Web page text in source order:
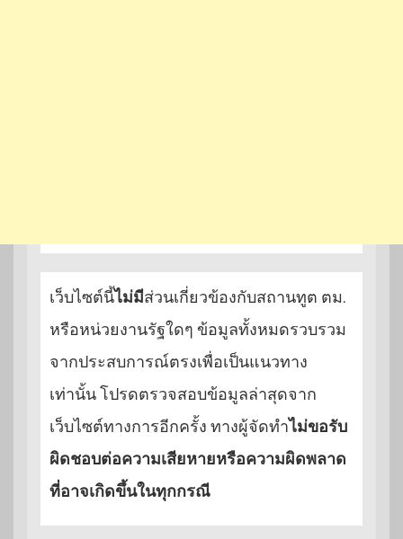
เว็บไซต์นี้ไม่มีส่วนเกี่ยวข้องกับสถานทูต ตม.
หรือหน่วยงานรัฐใดๆ ข้อมูลทั้งหมดรวบรวม
จากประสบการณ์ตรงเพื่อเป็นแนวทาง
เท่านั้น โปรดตรวจสอบข้อมูลล่าสุดจาก
เว็บไซต์ทางการอีกครั้ง ทางผู้จัดทำไม่ขอรับ
ผิดชอบต่อความเสียหายหรือความผิดพลาด
ที่อาจเกิดขึ้นในทุกกรณี